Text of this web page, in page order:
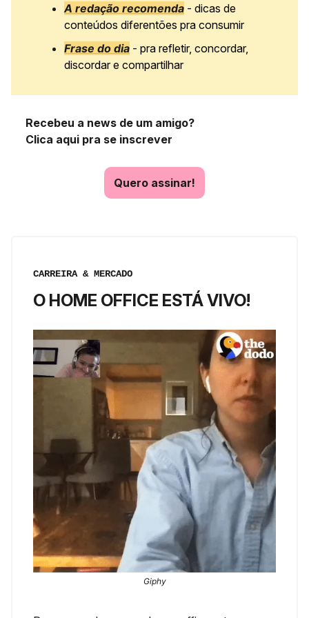
A redação recomenda - dicas de
conteúdos diferentões pra consumir
Frase do dia - pra refletir, concordar,
discordar e compartilhar
Recebeu a news de um amigo?
Clica aqui pra se inscrever
Quero assinar!
CARREIRA & MERCADO
O HOME OFFICE ESTÁ VIVO!
Giphy